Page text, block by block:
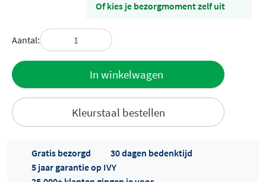
Of kies je bezorgmoment zelf uit
Aantal:
In winkelwagen
Kleurstaal bestellen
Gratis bezorgd
30 dagen bedenktijd
5 jaar garantie op IVY